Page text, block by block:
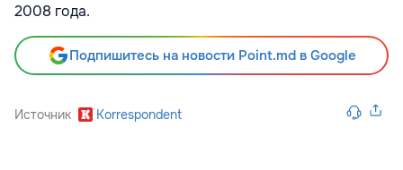
2008 года.
Подпишитесь на новости Point.md в Google
Источник Korrespondent